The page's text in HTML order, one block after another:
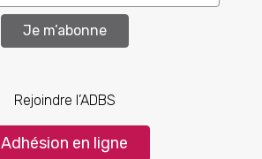
Je m’abonne
Rejoindre l’ADBS
Adhésion en ligne